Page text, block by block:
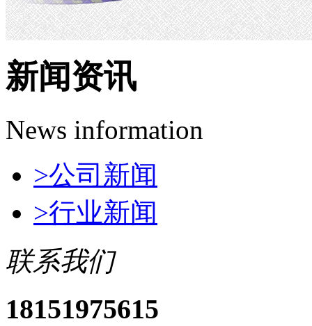
新闻资讯
News information
>公司新闻
>行业新闻
联系我们
18151975615